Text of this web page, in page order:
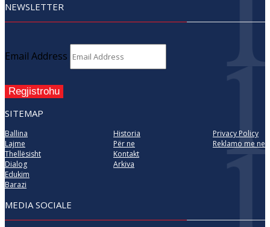
NEWSLETTER
Email Address
Regjistrohu
SITEMAP
Ballina
Lajme
Thellësisht
Dialog
Edukim
Barazi
Historia
Për ne
Kontakt
Arkiva
Privacy Policy
Reklamo me ne
MEDIA SOCIALE